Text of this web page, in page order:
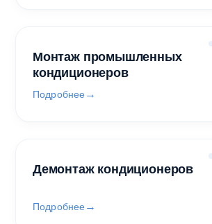
Монтаж промышленных
кондиционеров
Подробнее
Демонтаж кондиционеров
Подробнее